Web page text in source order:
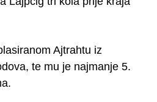
Ajtrahtu iz
te mu je najmanje 5.